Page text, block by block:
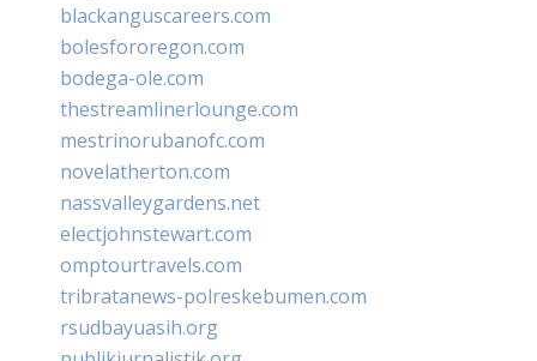
blackanguscareers.com
bolesfororegon.com
bodega-ole.com
thestreamlinerlounge.com
mestrinorubanofc.com
novelatherton.com
nassvalleygardens.net
electjohnstewart.com
omptourtravels.com
tribratanews-polreskebumen.com
rsudbayuasih.org